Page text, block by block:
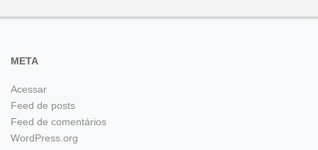
META
Acessar
Feed de posts
Feed de comentários
WordPress.org